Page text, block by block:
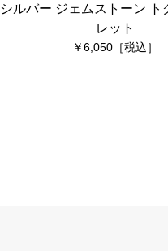
シルバー ジェムストーン ト
レット
6,050